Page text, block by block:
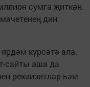
сумга җиткән.
дин
күрсәтә ала.
сайты аша да
реквизитлар һәм